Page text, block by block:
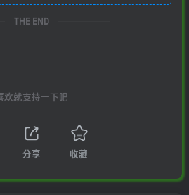
THE END
欢就支持一下吧
分享 收藏